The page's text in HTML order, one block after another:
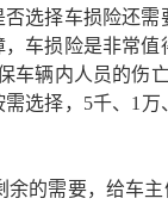
选择车损险还
车损险是非常值
车辆内人员的伤
选择， 5千、1
余的需要，给车